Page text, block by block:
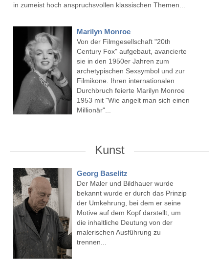
in zumeist hoch anspruchsvollen klassischen Themen...
Marilyn Monroe
Von der Filmgesellschaft "20th
Century Fox" aufgebaut, avancierte
sie in den 1950er Jahren zum
archetypischen Sexsymbol und zur
Filmikone. Ihren internationalen
Durchbruch feierte Marilyn Monroe
1953 mit "Wie angelt man sich einen
Millionär"...
Kunst
Georg Baselitz
Der Maler und Bildhauer wurde
bekannt wurde er durch das Prinzip
der Umkehrung, bei dem er seine
Motive auf dem Kopf darstellt, um
die inhaltliche Deutung von der
malerischen Ausführung zu
trennen...